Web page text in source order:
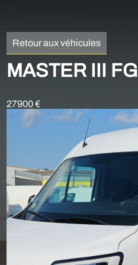
Retour aux véhicules
MASTER III FG
27900 €